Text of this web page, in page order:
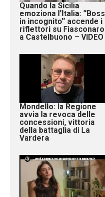
Quando la Sicilia
emoziona l’Italia: “Boss
in incognito” accende i
riflettori su Fiasconaro
a Castelbuono – VIDEO
Mondello: la Regione
avvia la revoca delle
concessioni, vittoria
della battaglia di La
Vardera